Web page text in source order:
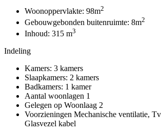
Woonoppervlakte: 98m2
Gebouwgebonden buitenruimte: 8m2
Inhoud: 315 m3
Indeling
Kamers: 3 kamers
Slaapkamers: 2 kamers
Badkamers: 1 kamer
Aantal woonlagen 1
Gelegen op Woonlaag 2
Voorzieningen Mechanische ventilatie,
Glasvezel kabel